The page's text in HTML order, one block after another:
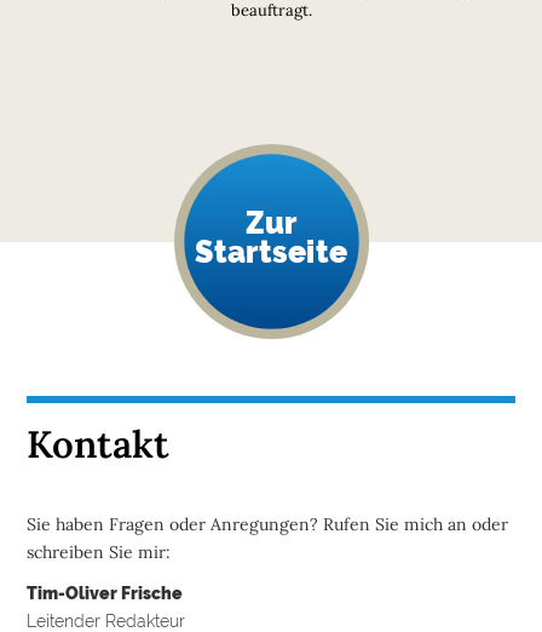
beauftragt.
Zur
Startseite
Kontakt
Sie haben Fragen oder Anregungen? Rufen Sie mich an oder
schreiben Sie mir:
Tim-Oliver Frische
Leitender Redakteur